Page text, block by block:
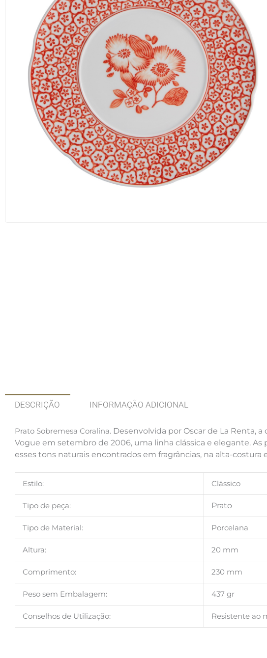
DESCRIÇÃO INFORMAÇÃO ADICIONAL
Prato Sobremesa Coralina. Desenvolvida por Oscar de La Renta,
Vogue em setembro de 2006, uma linha clássica e elegante.
esses tons naturais encontrados em fragrâncias, na alta-costura
Estilo: Clássico
Tipo de peça: Prato
Tipo de Material: Porcelana
Altura: 20 mm
Comprimento: 230 mm
Peso sem Embalagem: 437 gr
Conselhos de Utilização: Resistente ao